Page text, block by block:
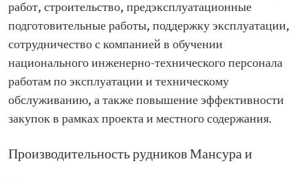
работ, строительство, предэксплуатационные
подготовительные работы, поддержку эксплуатации,
сотрудничество с компанией в обучении
национального инженерно-технического персонала
работам по эксплуатации и техническому
обслуживанию, а также повышение эффективности
закупок в рамках проекта и местного содержания.
Производительность рудников Мансура и